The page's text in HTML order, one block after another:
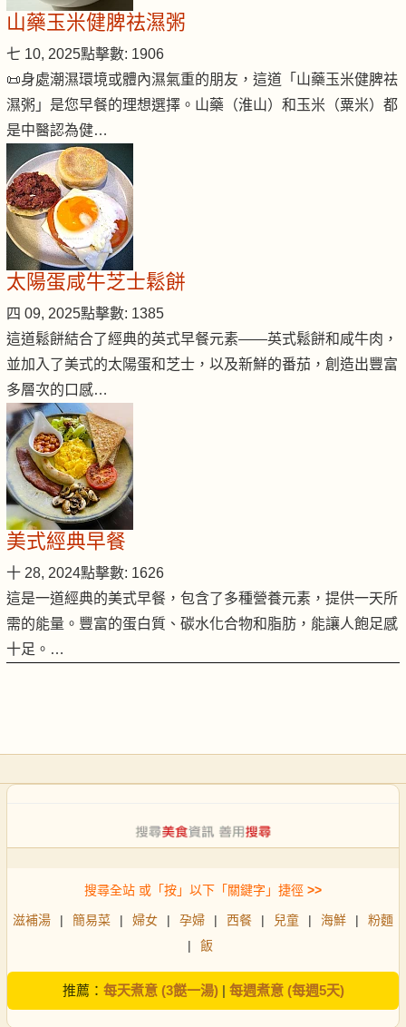
山藥玉米健脾祛濕粥
七 10, 2025點擊數: 1906
📜身處潮濕環境或體內濕氣重的朋友，這道「山藥玉米健脾祛
濕粥」是您早餐的理想選擇。山藥（淮山）和玉米（粟米）都
是中醫認為健…
太陽蛋咸牛芝士鬆餅
四 09, 2025點擊數: 1385
這道鬆餅結合了經典的英式早餐元素——英式鬆餅和咸牛肉，
並加入了美式的太陽蛋和芝士，以及新鮮的番茄，創造出豐富
多層次的口感…
美式經典早餐
十 28, 2024點擊數: 1626
這是一道經典的美式早餐，包含了多種營養元素，提供一天所
需的能量。豐富的蛋白質、碳水化合物和脂肪，能讓人飽足感
十足。…
搜尋全站 或「按」以下「關鍵字」捷徑 >>
滋補湯 | 簡易菜 | 婦女 | 孕婦 | 西餐 | 兒童 | 海鮮 |
粉麵
|
飯
推薦： 每天煮意 (3餸一湯)| 每週煮意 (每週5天)